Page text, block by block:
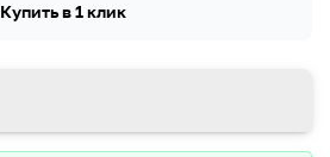
Купить в 1 клик